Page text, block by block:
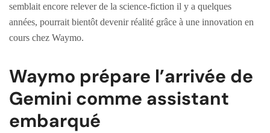
semblait encore relever de la science-fiction il y a quelques
années, pourrait bientôt devenir réalité grâce à une innovation en
cours chez Waymo.
Waymo prépare l’arrivée de
Gemini comme assistant
embarqué